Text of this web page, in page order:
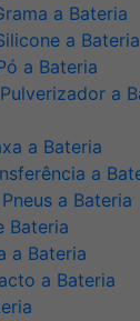
a Bateria
a Bateria
a Bateria
a
a Bateria
a
a Bateria
Bateria
a Bateria
a Bateria